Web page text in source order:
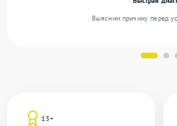
13+
Выясним причину перед